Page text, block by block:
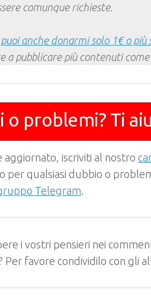
comunque richieste.
puoi anche donarmi solo 1€ o più
a pubblicare più contenuti come
o problemi? Ti
aggiornato, iscriviti al nostro
per qualsiasi dubbio o
Telegram.
i vostri pensieri nei
Per favore condividilo con gli